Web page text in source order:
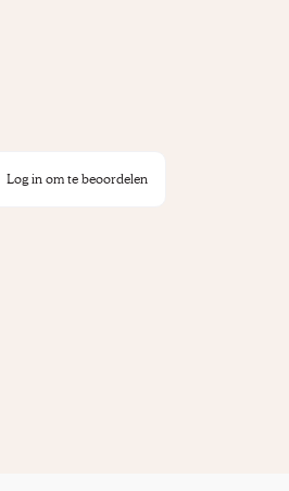
Log in om te beoordelen